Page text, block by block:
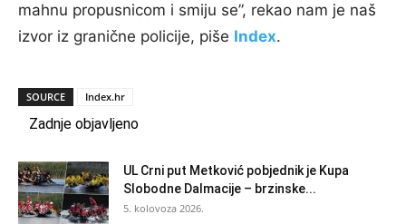
mahnu propusnicom i smiju se”, rekao nam je naš
izvor iz granične policije, piše Index.
SOURCE Index.hr
Zadnje objavljeno
UL Crni put Metković pobjednik je Kupa
Slobodne Dalmacije – brzinske...
5. kolovoza 2026.